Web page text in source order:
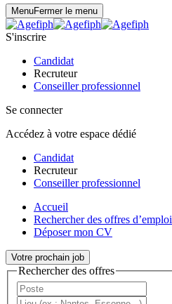
MenuFermer le menu
S'inscrire
Candidat
Recruteur
Conseiller professionnel
Se connecter
Accédez à votre espace dédié
Candidat
Recruteur
Conseiller professionnel
Accueil
Rechercher des offres d’emploi
Déposer mon CV
Votre prochain job
Rechercher des offres